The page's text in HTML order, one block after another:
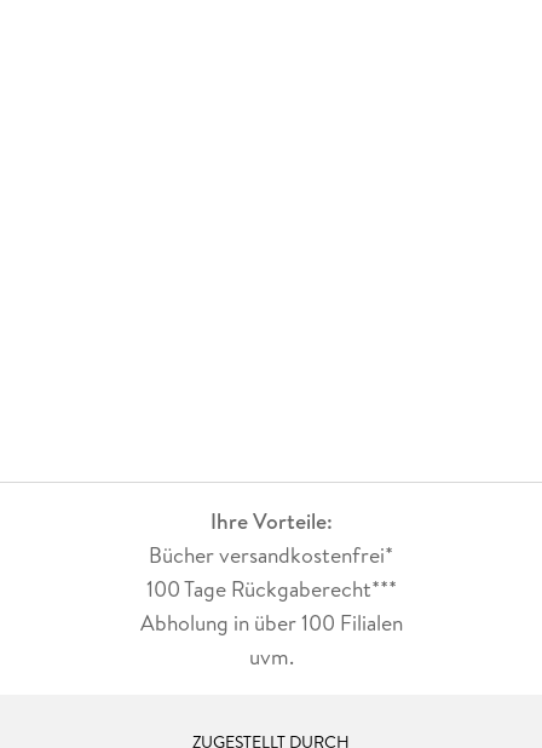
Ihre Vorteile:
Bücher versandkostenfrei*
100 Tage Rückgaberecht***
Abholung in über 100 Filialen
uvm.
ZUGESTELLT DURCH